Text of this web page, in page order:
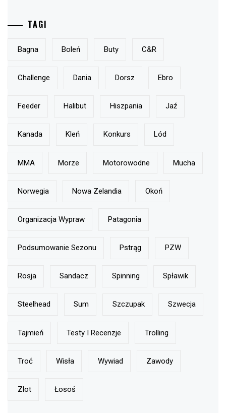
TAGI
Bagna Boleń Buty C&r
Challenge Dania Dorsz Ebro
Feeder Halibut Hiszpania Jaź
Kanada Kleń Konkurs Lód
MMA Morze Motorowodne Mucha
Norwegia Nowa Zelandia Okoń
Organizacja Wypraw Patagonia
Podsumowanie Sezonu Pstrąg PZW
Rosja Sandacz Spinning Spławik
Steelhead Sum Szczupak Szwecja
Tajmień Testy I Recenzje Trolling
Troć Wisła Wywiad Zawody
Zlot Łosoś